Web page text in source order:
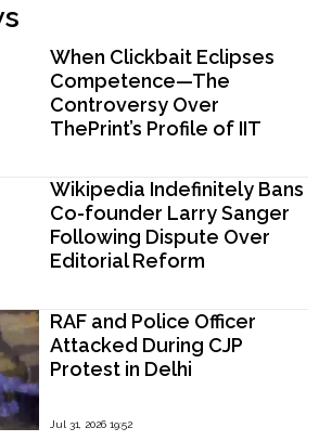
When Clickbait Eclipses
Competence—The
Controversy Over
ThePrint’s Profile of IIT
Kamakoti
Wikipedia Indefinitely Bans
Co-founder Larry Sanger
Following Dispute Over
Editorial Reform
RAF and Police Officer
Attacked During CJP
Protest in Delhi
Jul 31, 2026 19:52